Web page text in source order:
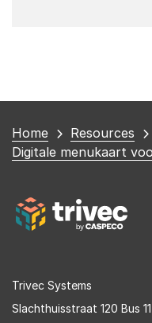
You
are
Home Resources
Digitale menukaart
Trivec Systems
Slachthuisstraat 120 Bus 11